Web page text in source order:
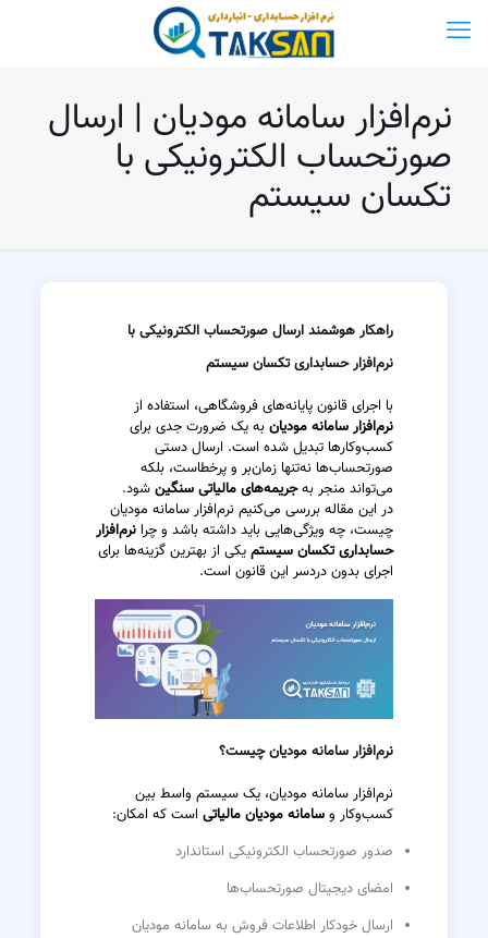
نرم‌افزار سامانه مودیان | ارسال
صورتحساب الکترونیکی با
تکسان سیستم
راهکار هوشمند ارسال صورتحساب الکترونیکی با
نرم‌افزار حسابداری تکسان سیستم
با اجرای قانون پایانه‌های فروشگاهی، استفاده از
نرم‌افزار سامانه مودیانبه یک ضرورت جدی برای
کسب‌وکارها تبدیل شده است. ارسال دستی
صورتحساب‌ها نه‌تنها زمان‌بر و پرخطاست، بلکه
می‌تواند منجر بهجریمه‌های مالیاتی سنگینشود.
در این مقاله بررسی می‌کنیم نرم‌افزار سامانه مودیان
چیست، چه ویژگی‌هایی باید داشته باشد و چرا نرم‌افزار
حسابداری تکسان سیستمیکی از بهترین گزینه‌ها برای
اجرای بدون دردسر این قانون است.
نرم‌افزار سامانه مودیان چیست؟
نرم‌افزار سامانه مودیان، یک سیستم واسط بین
کسب‌وکار و سامانه مودیان مالیاتیاست که امکان:
صدور صورتحساب الکترونیکی استاندارد
امضای دیجیتال صورتحساب‌ها
ارسال خودکار اطلاعات فروش به سامانه مودیان